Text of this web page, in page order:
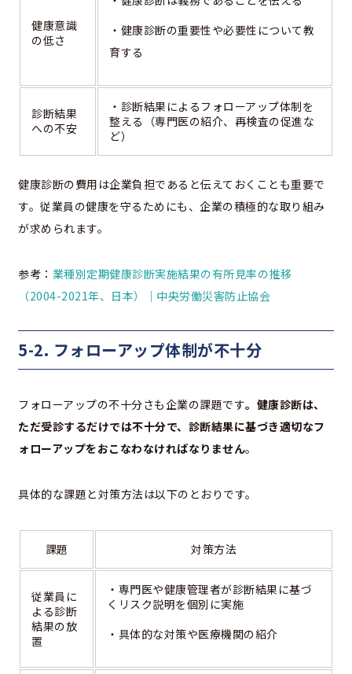
健康意識
の低さ
・健康診断の重要性や必要性について教
育する
診断結果
への不安
・診断結果によるフォローアップ体制を
整える（専門医の紹介、再検査の促進な
ど）
健康診断の費用は企業負担であると伝えておくことも重要で
す。従業員の健康を守るためにも、企業の積極的な取り組み
が求められます。
参考： 業種別定期健康診断実施結果の有所見率の推移
（2004-2021年、日本）｜中央労働災害防止協会
5-2. フォローアップ体制が不十分
フォローアップの不十分さも企業の課題です。健康診断は、
ただ受診するだけでは不十分で、診断結果に基づき適切なフ
ォローアップをおこなわなければなりません。
具体的な課題と対策方法は以下のとおりです。
課題 対策方法
従業員に
よる診断
結果の放
置
・専門医や健康管理者が診断結果に基づ
くリスク説明を個別に実施
・具体的な対策や医療機関の紹介